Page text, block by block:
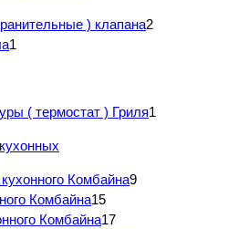
) клапана2
1
( термостат ) Гриля1
Комбайна9
Комбайна15
Комбайна17